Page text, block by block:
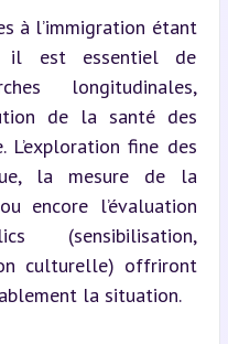
à l’immigration étant
il est essentiel de
longitudinales,
de la santé des
fine des
la mesure de la
encore l’évaluation
(sensibilisation,
culturelle) offriront
la situation.